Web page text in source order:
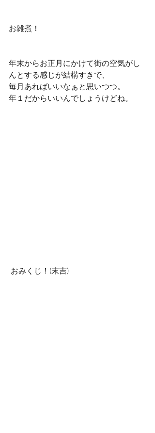
お雑煮！
年末からお正月にかけて街の空気がし
んとする感じが結構すきで、
毎月あればいいなぁと思いつつ。
年１だからいいんでしょうけどね。
おみくじ！(末吉)